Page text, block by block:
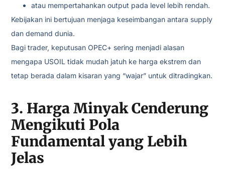
atau mempertahankan output pada level lebih rendah.
Kebijakan ini bertujuan menjaga keseimbangan antara supply
dan demand dunia.
Bagi trader, keputusan OPEC+ sering menjadi alasan
mengapa USOIL tidak mudah jatuh ke harga ekstrem dan
tetap berada dalam kisaran yang “wajar” untuk ditradingkan.
3. Harga Minyak Cenderung
Mengikuti Pola
Fundamental yang Lebih
Jelas